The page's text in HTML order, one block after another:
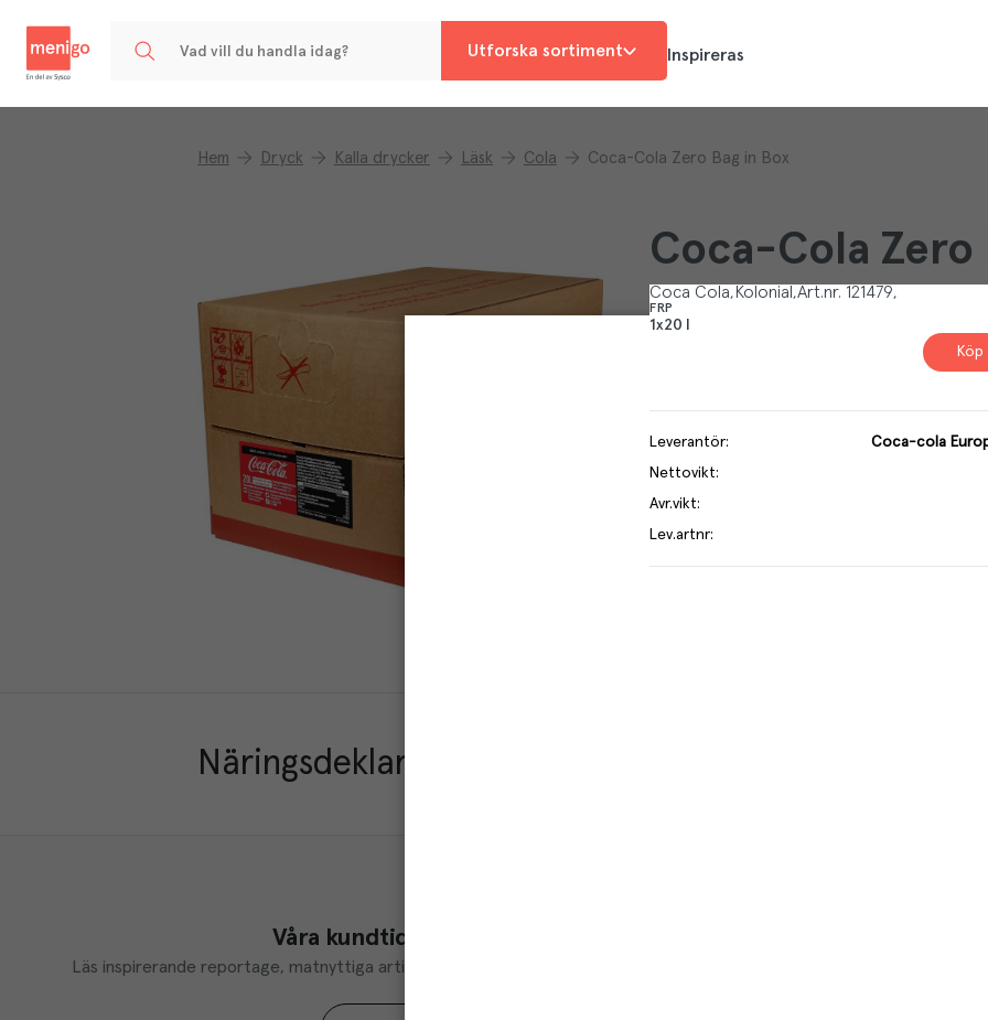
Utforska sortiment Inspireras
Hem Dryck Kalla drycker Läsk Cola Coca-Cola Zero Bag in Box
Coca-Cola Zero
Coca Cola Kolonial Art.nr. 121479
FRP
1x20 l
Köp
Leverantör:
Coca-cola
Nettovikt:
Avr.vikt:
Lev.artnr:
Näringsdeklaration
Våra kundtidningar
Läs inspirerande reportage, matnyttiga artiklar och ta del av aktuella kampanjer. Du som är Menigo-